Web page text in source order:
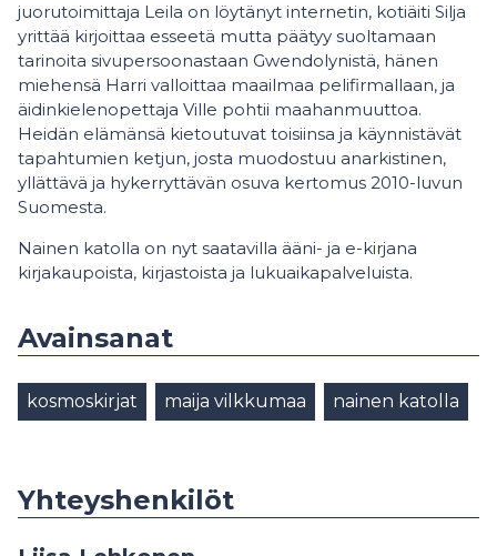
juorutoimittaja Leila on löytänyt internetin, kotiäiti Silja
yrittää kirjoittaa esseetä mutta päätyy suoltamaan
tarinoita sivupersoonastaan Gwendolynistä, hänen
miehensä Harri valloittaa maailmaa pelifirmallaan, ja
äidinkielenopettaja Ville pohtii maahanmuuttoa.
Heidän elämänsä kietoutuvat toisiinsa ja käynnistävät
tapahtumien ketjun, josta muodostuu anarkistinen,
yllättävä ja hykerryttävän osuva kertomus 2010-luvun
Suomesta.
Nainen katolla on nyt saatavilla ääni- ja e-kirjana
kirjakaupoista, kirjastoista ja lukuaikapalveluista.
Avainsanat
kosmoskirjat maija vilkkumaa nainen katolla
Yhteyshenkilöt